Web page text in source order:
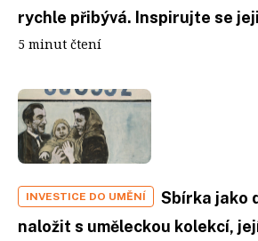
rychle přibývá. Inspirujte se
5 minut čtení
INVESTICE DO UMĚNÍ
Sbírka jako
naložit s uměleckou kolekcí,